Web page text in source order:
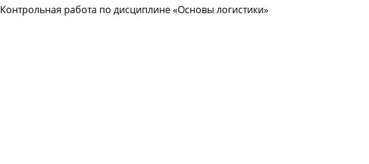
Контрольная работа по дисциплине «Основы логистики»